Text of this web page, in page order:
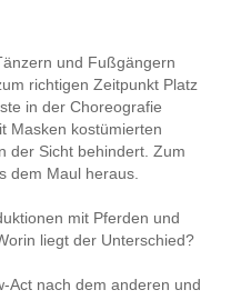
und Fußgängern
richtigen Zeitpunkt Platz
in der Choreografie
Masken kostümierten
der Sicht behindert. Zum
dem Maul heraus.
mit Pferden und
liegt der Unterschied?
Act nach dem anderen und